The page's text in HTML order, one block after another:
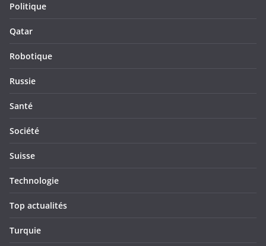
Politique
Qatar
Robotique
Russie
Santé
Société
Suisse
Technologie
Top actualités
Turquie